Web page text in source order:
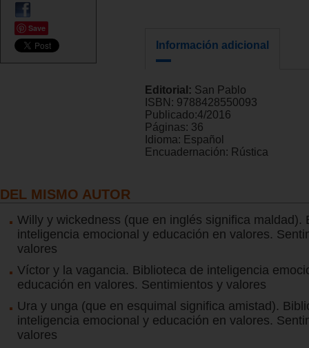
Save
Información adicional
Editorial: San Pablo
ISBN: 9788428550093
Publicado:4/2016
Páginas: 36
Idioma: Español
Encuadernación: Rústica
DEL MISMO AUTOR
Willy y wickedness (que en inglés significa maldad).
inteligencia emocional y educación en valores.
valores
Víctor y la vagancia. Biblioteca de inteligencia
educación en valores. Sentimientos y valores
Ura y unga (que en esquimal significa amistad).
inteligencia emocional y educación en valores.
valores